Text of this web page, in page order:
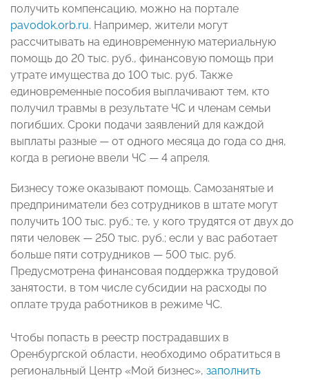
получить компенсацию, можно на портале
pavodok.orb.ru. Например, жители могут
рассчитывать на единовременную материальную
помощь до 20 тыс. руб., финансовую помощь при
утрате имущества до 100 тыс. руб. Также
единовременные пособия выплачивают тем, кто
получил травмы в результате ЧС и членам семьи
погибших. Сроки подачи заявлений для каждой
выплаты разные — от одного месяца до года со дня,
когда в регионе ввели ЧС — 4 апреля.
Бизнесу тоже оказывают помощь. Самозанятые и
предприниматели без сотрудников в штате могут
получить 100 тыс. руб.; те, у кого трудятся от двух до
пяти человек — 250 тыс. руб.; если у вас работает
больше пяти сотрудников — 500 тыс. руб.
Предусмотрена финансовая поддержка трудовой
занятости, в том числе субсидии на расходы по
оплате труда работников в режиме ЧС.
Чтобы попасть в реестр пострадавших в
Оренбургской области, необходимо обратиться в
региональный Центр «Мой бизнес», заполнить